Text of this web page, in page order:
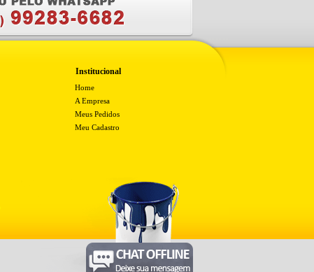
Institucional
Home
A Empresa
Meus Pedidos
Meu Cadastro